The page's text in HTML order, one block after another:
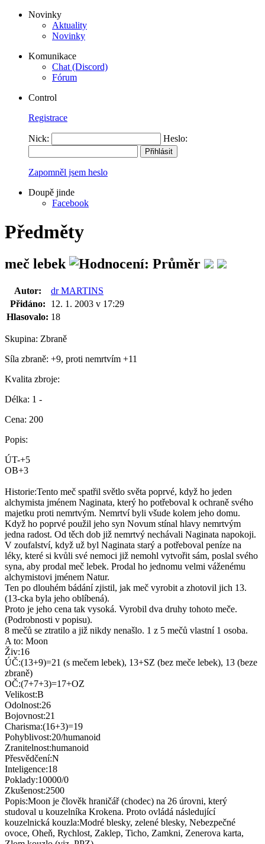
Novinky
Aktuality
Novinky
Komunikace
Chat (Discord)
Fórum
Control
Registrace
Nick: Heslo:
Zapomněl jsem heslo
Doupě jinde
Facebook
Předměty
meč lebek
Autor:
dr MARTINS
Přidáno:
12. 1. 2003 v 17:29
Hlasovalo: 18
Skupina: Zbraně
Síla zbraně: +9, proti nemrtvím +11
Kvalita zbroje:
Délka: 1 -
Cena: 200
Popis:
ÚT-+5
OB+3
Historie:Tento meč spatřil světlo světa poprvé, když ho jeden
alchymista jménem Naginata, který ho potřeboval k ochraně svého
majetku proti nemrtvým. Nemrtví byli všude kolem jeho domu.
Když ho poprvé použil jeho syn Novum stínal hlavy nemrtvým
jedna radost. Od těch dob již nemrtvý nechávali Naginata napokoji.
V zoufalství, když už byl Naginata starý a potřeboval peníze na
léky, které si kvůli své nemoci již nemohl vytvořit sám, poslal svého
syna, aby prodal meč lebek. Prodal ho jednomu velmi váženému
alchymistovi jménem Natur.
Ten po dlouhém bádání zjistil, jak meč vyrobit a zhotovil jich 13.
(13-cka byla jeho oblíbená).
Proto je jeho cena tak vysoká. Vyrobil dva druhy tohoto meče.
(Podrobnosti v popisu).
8 mečů se ztratilo a již nikdy nenašlo. 1 z 5 mečů vlastní 1 osoba.
A to: Moon
Živ:16
ÚČ:(13+9)=21 (s mečem lebek), 13+SZ (bez meče lebek), 13 (beze
zbraně)
OČ:(7+7+3)=17+OZ
Velikost:B
Odolnost:26
Bojovnost:21
Charisma:(16+3)=19
Pohyblivost:20/humanoid
Zranitelnost:humanoid
Přesvědčení:N
Inteligence:18
Poklady:10000/0
Zkušenost:2500
Popis:Moon je člověk hraničář (chodec) na 26 úrovni, který
studoval u kouzelníka Krokena. Proto ovládá následující
kouzelnická kouzla:Modré blesky, zelené blesky, Nebezpečné
ovoce, Oheň, Rychlost, Zaklep, Ticho, Zamkni, Zenerova karta,